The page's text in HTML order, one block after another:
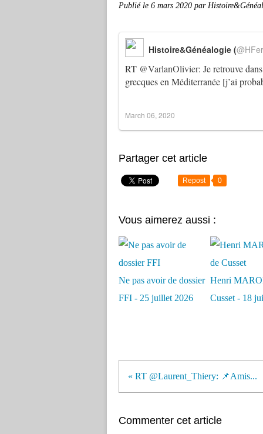
Publié le 6 mars 2020 par
RT @VarlanOlivier: Je retrouve
grecques en Méditerranée [j’ai
Histoire&Généalogie (
March 06, 2020
Partager cet article
Repost 0
Vous aimerez aussi :
Ne pas avoir de dossier
FFI - 25 juillet 2026
Henri
Cusset - 18
« RT @Laurent_Thiery: 📌Amis...
Commenter cet article